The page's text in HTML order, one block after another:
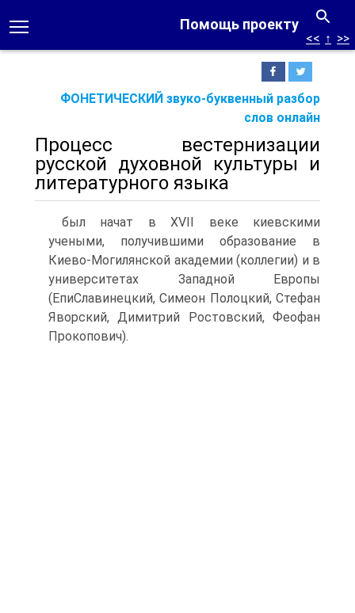
Помощь проекту
ФОНЕТИЧЕСКИЙ звуко-буквенный разбор
слов онлайн
<< ↑ >>
Процесс вестернизации
русской духовной культуры и
литературного языка
был начат в XVII веке киевскими
учеными, получившими образование в
Киево-Могилянской академии (коллегии) и в
университетах Западной Европы
(ЕпиСлавинецкий, Симеон Полоцкий, Стефан
Яворский, Димитрий Ростовский, Феофан
Прокопович).